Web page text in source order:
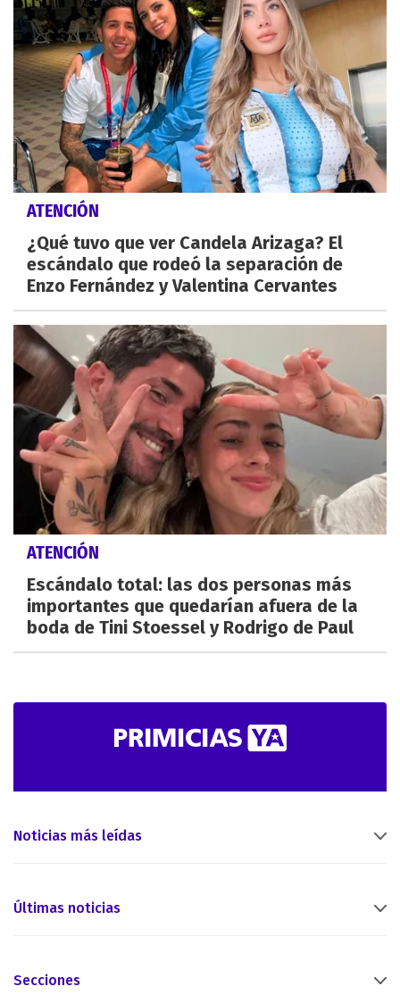
ATENCIÓN
¿Qué tuvo que ver Candela Arizaga? El
escándalo que rodeó la separación de
Enzo Fernández y Valentina Cervantes
ATENCIÓN
Escándalo total: las dos personas más
importantes que quedarían afuera de la
boda de Tini Stoessel y Rodrigo de Paul
Noticias más leídas
Últimas noticias
Secciones